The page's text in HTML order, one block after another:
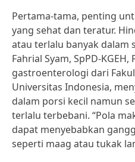
Pertama-tama, penting
yang sehat dan teratur.
atau terlalu banyak dalam
Fahrial Syam, SpPD-
gastroenterologi dari
Universitas Indonesia,
dalam porsi kecil namun
terlalu terbebani. “Pola
dapat menyebabkan
seperti maag atau tukak